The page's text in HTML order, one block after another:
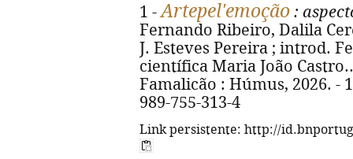
1 -Artepel'emoção :
Fernando Ribeiro, Dalila
J. Esteves Pereira ; introd.
científica Maria João
Famalicão : Húmus, 2026. -
989-755-313-4
Link persistente: http://